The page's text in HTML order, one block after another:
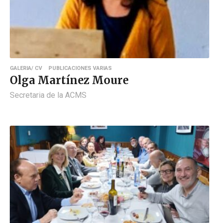
GALERIA/ CV PUBLICACIONES VARIAS
Olga Martínez Moure
Secretaria de la ACMS